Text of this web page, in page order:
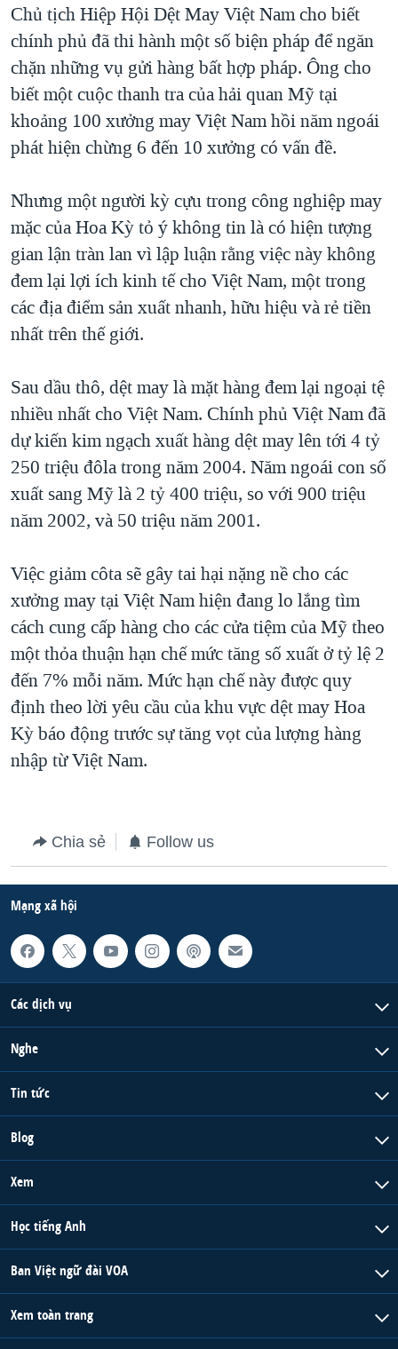
CÁC GIÁ TRỊ CỘNG HÒA Ở VIỆT NAM
THƯỢNG ĐỈNH TRUMP-KIM TẠI VIỆT NAM
TRỊNH VĨNH BÌNH VS. CHÍNH PHỦ VIỆT NAM
NGƯ DÂN VIỆT VÀ LÀN SÓNG TRỘM HẢI SÂM
BÊN KIA QUỐC LỘ: TIẾNG VỌNG TỪ NÔNG THÔN MỸ
Chủ tịch Hiệp Hội Dệt May Việt Nam cho biết
chính phủ đã thi hành một số biện pháp để ngăn
chặn những vụ gửi hàng bất hợp pháp. Ông cho
biết một cuộc thanh tra của hải quan Mỹ tại
khoảng 100 xưởng may Việt Nam hồi năm ngoái
phát hiện chừng 6 đến 10 xưởng có vấn đề.
Nhưng một người kỳ cựu trong công nghiệp may
mặc của Hoa Kỳ tỏ ý không tin là có hiện tượng
gian lận tràn lan vì lập luận rằng việc này không
đem lại lợi ích kinh tế cho Việt Nam, một trong
các địa điểm sản xuất nhanh, hữu hiệu và rẻ tiền
nhất trên thế giới.
Sau dầu thô, dệt may là mặt hàng đem lại ngoại tệ
nhiều nhất cho Việt Nam. Chính phủ Việt Nam đã
dự kiến kim ngạch xuất hàng dệt may lên tới 4 tỷ
250 triệu đôla trong năm 2004. Năm ngoái con số
xuất sang Mỹ là 2 tỷ 400 triệu, so với 900 triệu
năm 2002, và 50 triệu năm 2001.
Việc giảm côta sẽ gây tai hại nặng nề cho các
xưởng may tại Việt Nam hiện đang lo lắng tìm
cách cung cấp hàng cho các cửa tiệm của Mỹ theo
một thỏa thuận hạn chế mức tăng số xuất ở tỷ lệ 2
đến 7% mỗi năm. Mức hạn chế này được quy
định theo lời yêu cầu của khu vực dệt may Hoa
Kỳ báo động trước sự tăng vọt của lượng hàng
nhập từ Việt Nam.
Chia sẻ Follow us
Mạng xã hội
Các dịch vụ
Nghe
Tin tức
Blog
Xem
Học tiếng Anh
Ban Việt ngữ đài VOA
Xem toàn trang